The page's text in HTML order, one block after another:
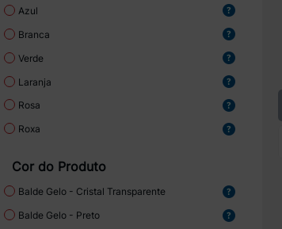
Azul
Branca
Verde
Laranja
Rosa
Roxa
Cor do Produto
Balde Gelo - Cristal Transparente
Balde Gelo - Preto